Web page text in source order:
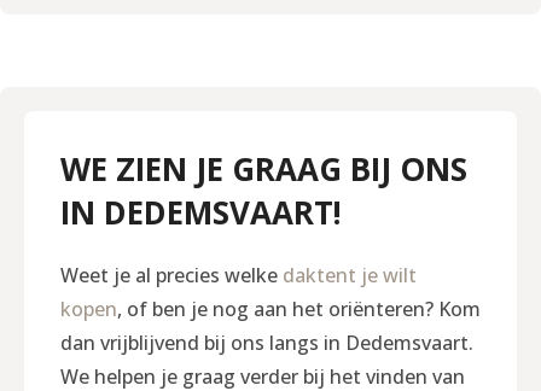
WE ZIEN JE GRAAG BIJ ONS
IN DEDEMSVAART!
Weet je al precies welke daktent je wilt
kopen, of ben je nog aan het oriënteren? Kom
dan vrijblijvend bij ons langs in Dedemsvaart.
We helpen je graag verder bij het vinden van